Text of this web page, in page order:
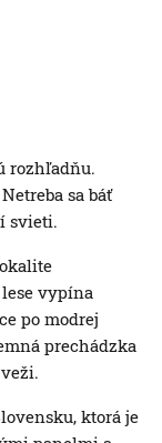
rozhľadňu.
sa báť
svieti.
vypína
po modrej
prechádzka
ktorá je